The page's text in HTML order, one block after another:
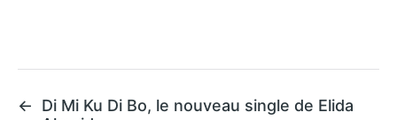
←
Di Mi Ku Di Bo, le nouveau single de Elida